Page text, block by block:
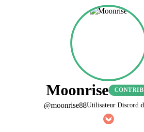
Moonrise
@moonrise88Utilisateur Discord